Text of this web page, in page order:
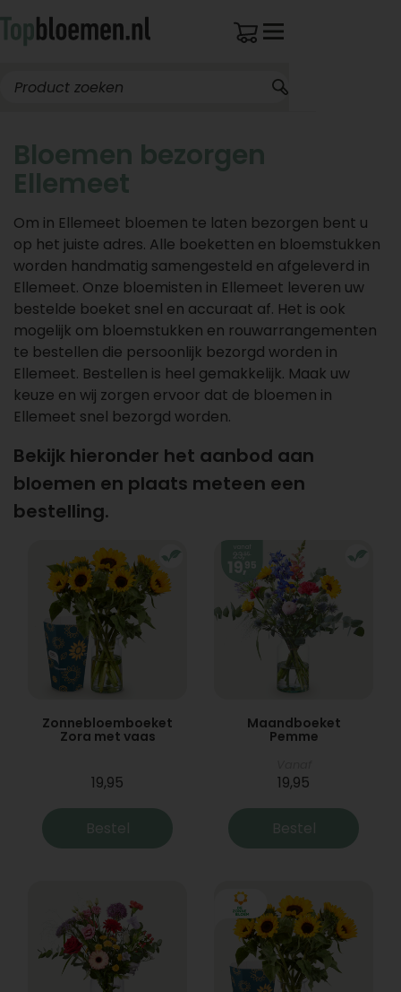
Bloemen bezorgen
Ellemeet
Om in Ellemeet bloemen te laten bezorgen bent u
op het juiste adres. Alle boeketten en bloemstukken
worden handmatig samengesteld en afgeleverd in
Ellemeet. Onze bloemisten in Ellemeet leveren uw
bestelde boeket snel en accuraat af. Het is ook
mogelijk om bloemstukken en rouwarrangementen
te bestellen die persoonlijk bezorgd worden in
Ellemeet. Bestellen is heel gemakkelijk. Maak uw
keuze en wij zorgen ervoor dat de bloemen in
Ellemeet snel bezorgd worden.
Bekijk hieronder het aanbod aan
bloemen en plaats meteen een
bestelling.
Zonnebloemboeket
Zora met vaas
19,95
Bestel
Maandboeket
Pemme
19,95
Bestel